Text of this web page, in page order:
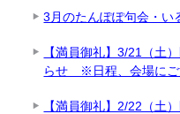
3月のたんぽぽ句会・い
【満員御礼】3/21（土
らせ ※日程、会場にご
【満員御礼】2/22（土